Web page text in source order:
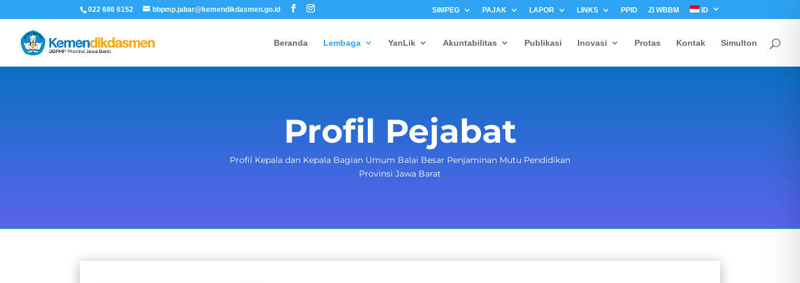
022 686 6152 bbpmp.jabar@kemendikdasmen.go.id SIMPEG PAJAK LAPOR LINKS PPID ZI WBBM ID
Beranda Lembaga YanLik Akuntabilitas Publikasi Inovasi Protas Kontak Simulton
Profil Pejabat
Profil Kepala dan Kepala Bagian Umum Balai Besar Penjaminan Mutu Pendidikan
Provinsi Jawa Barat